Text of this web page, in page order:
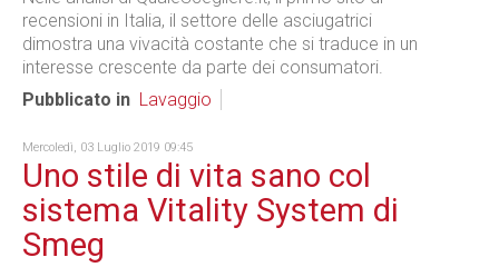
recensioni in Italia, il settore delle asciugatrici
dimostra una vivacità costante che si traduce in un
interesse crescente da parte dei consumatori.
Pubblicato in Lavaggio
Mercoledì, 03 Luglio 2019 09:45
Uno stile di vita sano col
sistema Vitality System di
Smeg